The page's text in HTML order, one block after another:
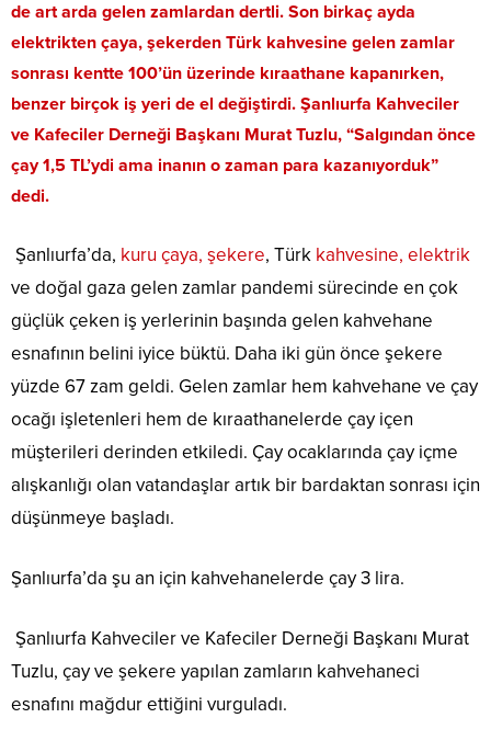
de art arda gelen zamlardan dertli. Son birkaç ayda
elektrikten çaya, şekerden Türk kahvesine gelen zamlar
sonrası kentte 100’ün üzerinde kıraathane kapanırken,
benzer birçok iş yeri de el değiştirdi. Şanlıurfa Kahveciler
ve Kafeciler Derneği Başkanı Murat Tuzlu, “Salgından önce
çay 1,5 TL’ydi ama inanın o zaman para kazanıyorduk”
dedi.
Şanlıurfa’da, kuru çaya, şekere, Türk kahvesine, elektrik
ve doğal gaza gelen zamlar pandemi sürecinde en çok
güçlük çeken iş yerlerinin başında gelen kahvehane
esnafının belini iyice büktü. Daha iki gün önce şekere
yüzde 67 zam geldi. Gelen zamlar hem kahvehane ve çay
ocağı işletenleri hem de kıraathanelerde çay içen
müşterileri derinden etkiledi. Çay ocaklarında çay içme
alışkanlığı olan vatandaşlar artık bir bardaktan sonrası için
düşünmeye başladı.
Şanlıurfa’da şu an için kahvehanelerde çay 3 lira.
Şanlıurfa Kahveciler ve Kafeciler Derneği Başkanı Murat
Tuzlu, çay ve şekere yapılan zamların kahvehaneci
esnafını mağdur ettiğini vurguladı.